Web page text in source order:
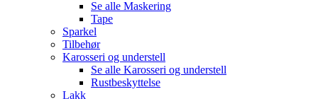
Se alle Maskering
Tape
Sparkel
Tilbehør
Karosseri og understell
Se alle Karosseri og understell
Rustbeskyttelse
Lakk